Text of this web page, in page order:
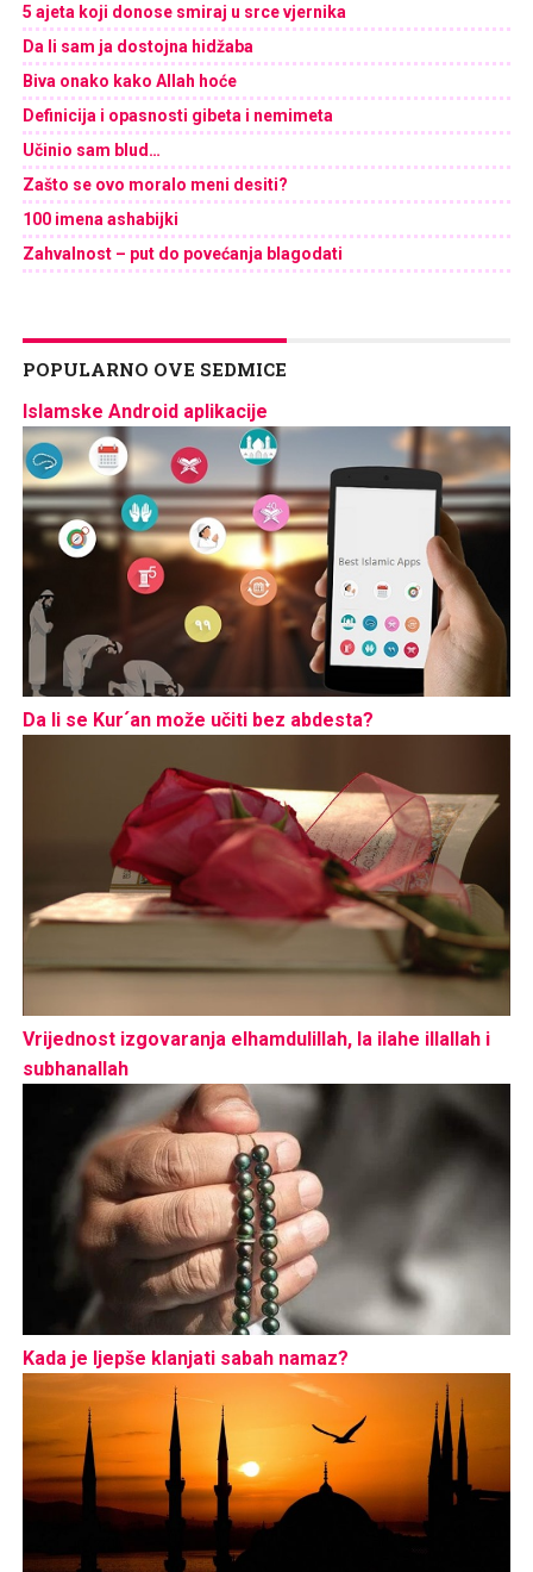
5 ajeta koji donose smiraj u srce vjernika
Da li sam ja dostojna hidžaba
Biva onako kako Allah hoće
Definicija i opasnosti gibeta i nemimeta
Učinio sam blud…
Zašto se ovo moralo meni desiti?
100 imena ashabijki
Zahvalnost – put do povećanja blagodati
POPULARNO OVE SEDMICE
Islamske Android aplikacije
Da li se Kur´an može učiti bez abdesta?
Vrijednost izgovaranja elhamdulillah, la ilahe illallah i
subhanallah
Kada je ljepše klanjati sabah namaz?